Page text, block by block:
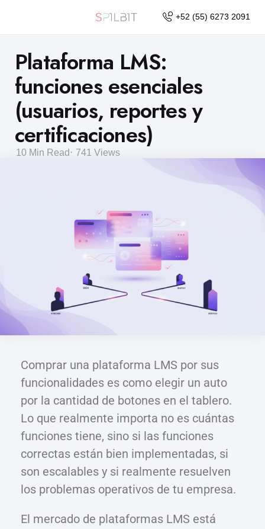
+52 (55) 6273 2091
Plataforma LMS:
funciones esenciales
(usuarios, reportes y
certificaciones)
10 Min Read 741 Views
Comprar una plataforma LMS por sus
funcionalidades es como elegir un auto
por la cantidad de botones en el tablero.
Lo que realmente importa no es cuántas
funciones tiene, sino si las funciones
correctas están bien implementadas, si
son escalables y si realmente resuelven
los problemas operativos de tu empresa.
El mercado de plataformas LMS está